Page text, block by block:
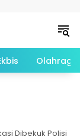
Olahraga
Dibekuk Polisi